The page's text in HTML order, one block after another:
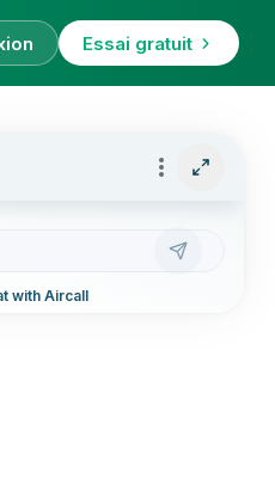
Essai gratuit